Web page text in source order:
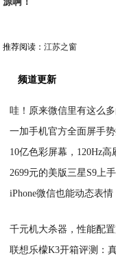
推荐阅读：江苏之窗
频道更新
哇！原来微信里有这么
一加手机官方全面屏手
10亿色彩屏幕，120Hz
2699元的美版三星S9上
iPhone微信也能动态表情
千元机大杀器，性能配
联想乐檬K3开箱评测：